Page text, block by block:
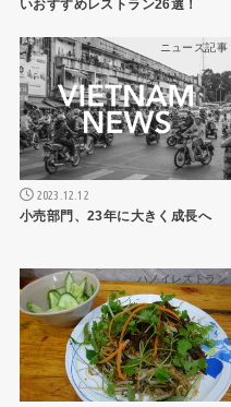
いおすすめレストラン26選！
ニュース記事
2023.12.12
小売部門、23年に大きく成長へ
ハノイレストラン